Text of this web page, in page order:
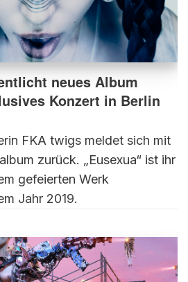
neues Album
Konzert in Berlin
FKA twigs meldet sich mit
zurück. „Eusexua“ ist ihr
gefeierten Werk
Jahr 2019.